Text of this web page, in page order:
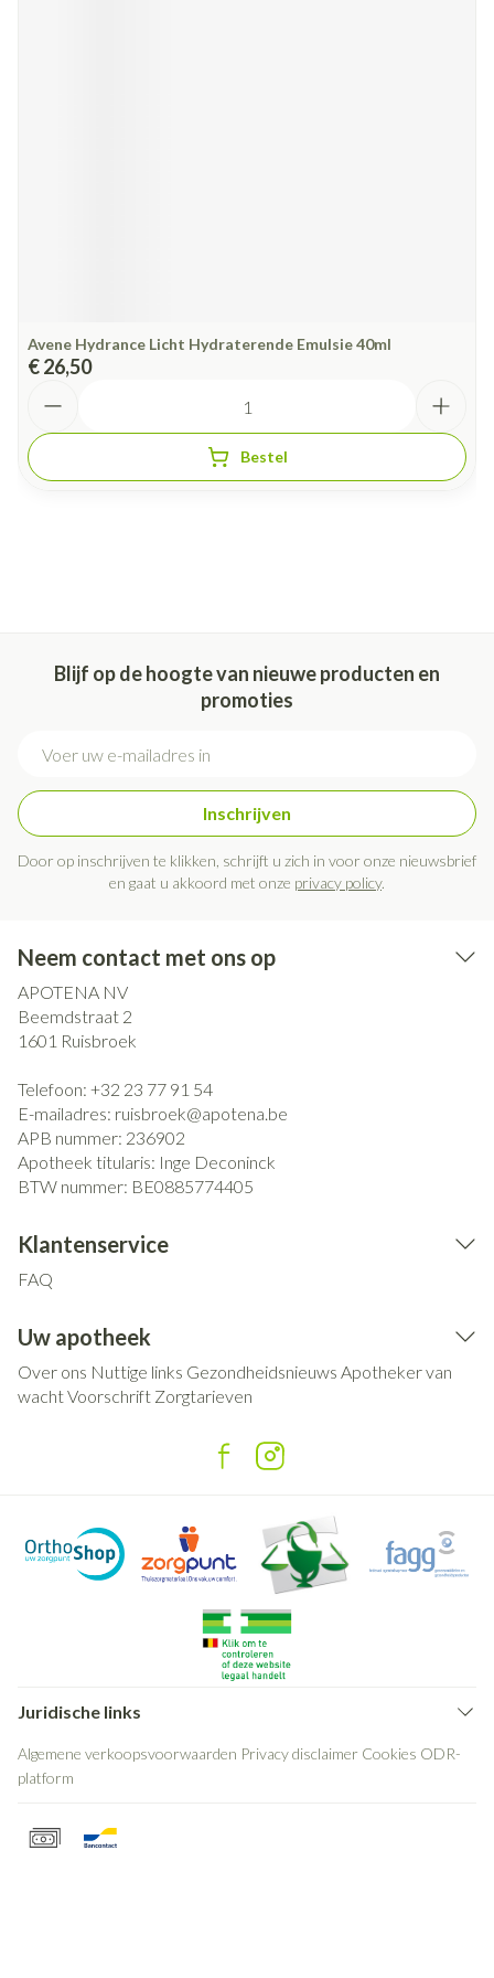
Avene Hydrance Licht Hydraterende Emulsie 40ml
€ 26,50
Bestel
Blijf op de hoogte van nieuwe producten en
promoties
Inschrijven
Door op inschrijven te klikken, schrijft u zich in voor onze nieuwsbrief
en gaat u akkoord met onze privacy policy.
Neem contact met ons op
APOTENA NV
Beemdstraat 2
1601 Ruisbroek
Telefoon: +32 23 77 91 54
E-mailadres: ruisbroek@apotena.be
APB nummer: 236902
Apotheek titularis: Inge Deconinck
BTW nummer: BE0885774405
Klantenservice
FAQ
Uw apotheek
Over ons Nuttige links Gezondheidsnieuws Apotheker van
wachtVoorschrift Zorgtarieven
Juridische links
Algemene verkoopsvoorwaarden Privacy disclaimer Cookies ODR-
platform